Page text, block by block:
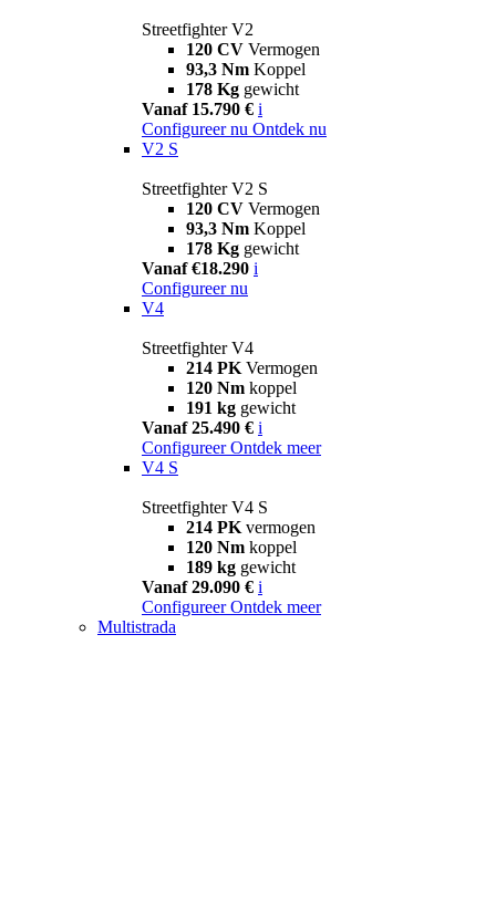
Streetfighter V2
120 CV Vermogen
93,3 Nm Koppel
178 Kg gewicht
Vanaf 15.790 € i
Configureer nu Ontdek nu
V2 S
Streetfighter V2 S
120 CV Vermogen
93,3 Nm Koppel
178 Kg gewicht
Vanaf €18.290 i
Configureer nu
V4
Streetfighter V4
214 PK Vermogen
120 Nm koppel
191 kg gewicht
Vanaf 25.490 € i
Configureer Ontdek meer
V4 S
Streetfighter V4 S
214 PK vermogen
120 Nm koppel
189 kg gewicht
Vanaf 29.090 € i
Configureer Ontdek meer
Multistrada